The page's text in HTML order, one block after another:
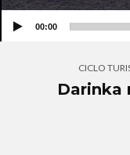
00:00
CICLO
Darinka